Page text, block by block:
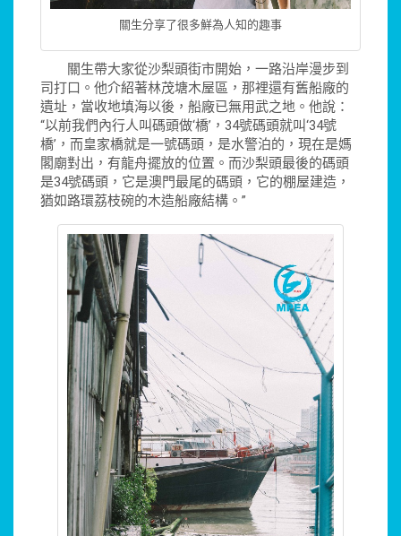
關生分享了很多鮮為人知的趣事
關生帶大家從沙梨頭街市開始，一路沿岸漫步到
司打口。他介紹著林茂塘木屋區，那裡還有舊船廠的
遺址，當收地填海以後，船廠已無用武之地。他說：
“以前我們內行人叫碼頭做‘橋’，34號碼頭就叫‘34號
橋’，而皇家橋就是一號碼頭，是水警泊的，現在是媽
閣廟對出，有龍舟擺放的位置。而沙梨頭最後的碼頭
是34號碼頭，它是澳門最尾的碼頭，它的棚屋建造，
猶如路環荔枝碗的木造船廠結構。”